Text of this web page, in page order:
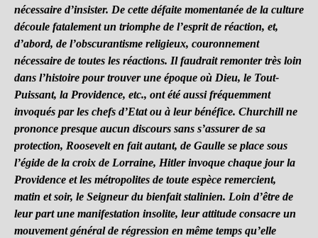
nécessaire d’insister. De cette défaite momentanée de la culture
découle fatalement un triomphe de l’esprit de réaction, et,
d’abord, de l’obscurantisme religieux, couronnement
nécessaire de toutes les réactions. Il faudrait remonter très loin
dans l’histoire pour trouver une époque où Dieu, le Tout-
Puissant, la Providence, etc., ont été aussi fréquemment
invoqués par les chefs d’Etat ou à leur bénéfice. Churchill ne
prononce presque aucun discours sans s’assurer de sa
protection, Roosevelt en fait autant, de Gaulle se place sous
l’égide de la croix de Lorraine, Hitler invoque chaque jour la
Providence et les métropolites de toute espèce remercient,
matin et soir, le Seigneur du bienfait stalinien. Loin d’être de
leur part une manifestation insolite, leur attitude consacre un
mouvement général de régression en même temps qu’elle